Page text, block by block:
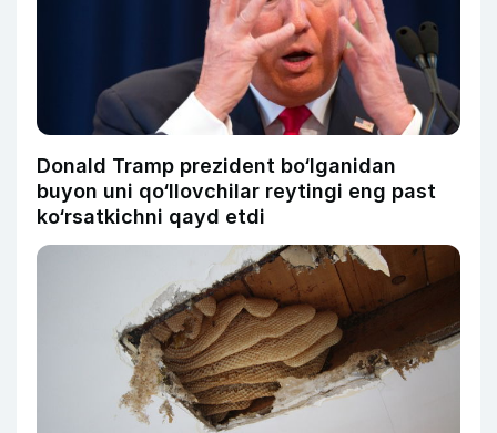
Donald Tramp prezident bo‘lganidan
buyon uni qo‘llovchilar reytingi eng past
ko‘rsatkichni qayd etdi